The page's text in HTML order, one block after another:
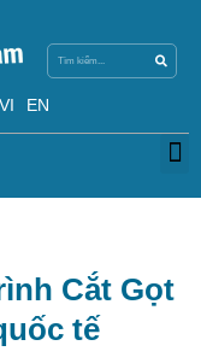
VI EN
Cắt Gọt
tế